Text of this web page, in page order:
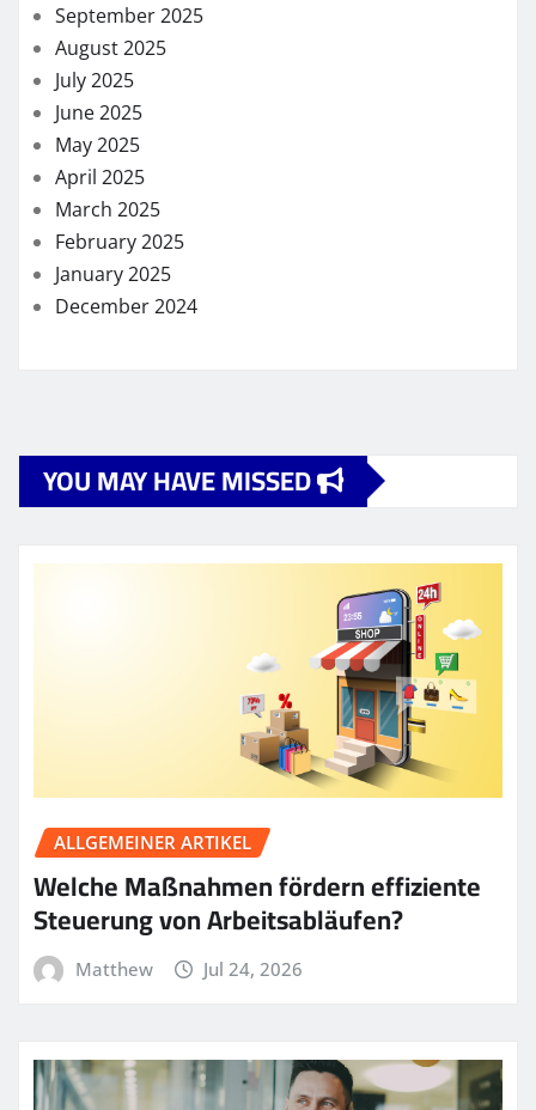
September 2025
August 2025
July 2025
June 2025
May 2025
April 2025
March 2025
February 2025
January 2025
December 2024
YOU MAY HAVE MISSED
ALLGEMEINER ARTIKEL
Welche Maßnahmen fördern effiziente
Steuerung von Arbeitsabläufen?
Matthew Jul 24, 2026